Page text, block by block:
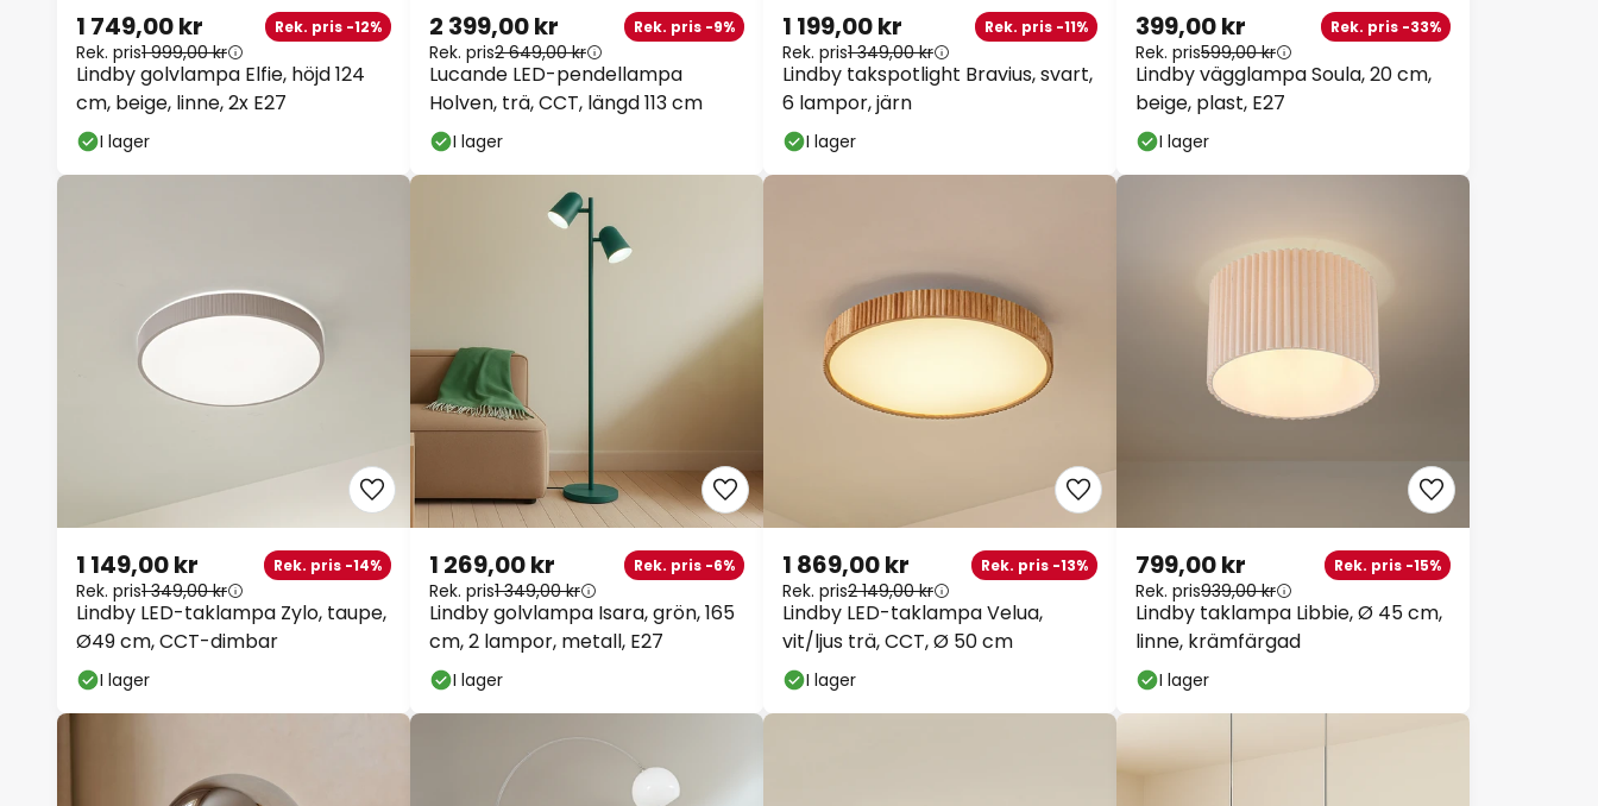
Lindby golvlampa Elfie, höjd 124
cm, beige, linne, 2x E27
1 749,00 kr Rek. pris -12%
Rek. pris1 999,00 kr
I lager
Lucande LED-pendellampa
Holven, trä, CCT, längd 113 cm
2 399,00 kr Rek. pris -9%
Rek. pris2 649,00 kr
I lager
Lindby takspotlight Bravius, svart,
6 lampor, järn
1 199,00 kr Rek. pris -11%
Rek. pris1 349,00 kr
I lager
Lindby vägglampa Soula, 20 cm,
beige, plast, E27
399,00 kr Rek. pris -33%
Rek. pris599,00 kr
I lager
Lindby LED-taklampa Zylo, taupe,
Ø49 cm, CCT-dimbar
1 149,00 kr Rek. pris -14%
Rek. pris1 349,00 kr
I lager
Lindby golvlampa Isara, grön, 165
cm, 2 lampor, metall, E27
1 269,00 kr Rek. pris -6%
Rek. pris1 349,00 kr
I lager
Lindby LED-taklampa Velua,
vit/ljus trä, CCT, Ø 50 cm
1 869,00 kr Rek. pris -13%
Rek. pris2 149,00 kr
I lager
Lindby taklampa Libbie, Ø 45 cm,
linne, krämfärgad
799,00 kr Rek. pris -15%
Rek. pris939,00 kr
I lager